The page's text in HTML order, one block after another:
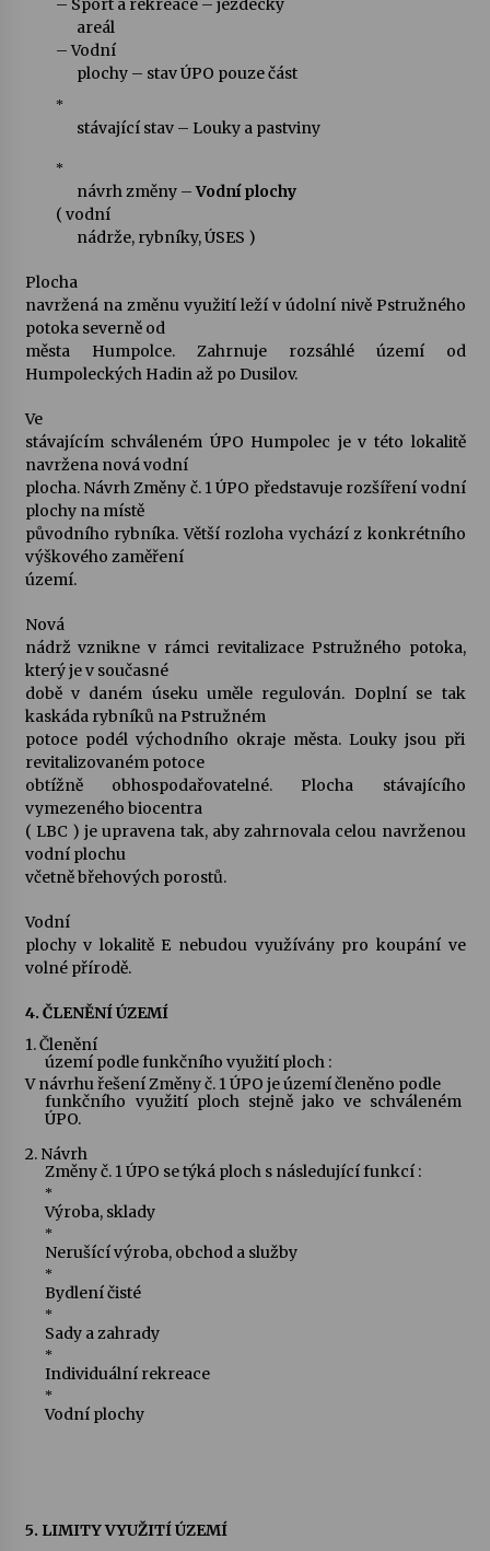
– Sport a rekreace – jezdecký
areál
– Vodní
plochy – stav ÚPO pouze část
*
stávající stav – Louky a pastviny
*
návrh změny –Vodní plochy
( vodní
nádrže, rybníky, ÚSES )
Plocha
navržená na změnu využití leží v údolní nivě Pstružného
potoka severně od
města Humpolce. Zahrnuje rozsáhlé území od
Humpoleckých Hadin až po Dusilov.
Ve
stávajícím schváleném ÚPO Humpolec je v této lokalitě
navržena nová vodní
plocha. Návrh Změny č. 1 ÚPO představuje rozšíření vodní
plochy na místě
původního rybníka. Větší rozloha vychází z konkrétního
výškového zaměření
území.
Nová
nádrž vznikne v rámci revitalizace Pstružného potoka,
který je v současné
době v daném úseku uměle regulován. Doplní se tak
kaskáda rybníků na Pstružném
potoce podél východního okraje města. Louky jsou při
revitalizovaném potoce
obtížně obhospodařovatelné. Plocha stávajícího
vymezeného biocentra
( LBC ) je upravena tak, aby zahrnovala celou navrženou
vodní plochu
včetně břehových porostů.
Vodní
plochy v lokalitě E nebudou využívány pro koupání ve
volné přírodě.
4. ČLENĚNÍ ÚZEMÍ
1.Členění
území podle funkčního využití ploch :
V návrhu řešení Změny č. 1 ÚPO je území členěno podle
funkčního využití ploch stejně jako ve schváleném
ÚPO.
2. Návrh
Změny č. 1 ÚPO se týká ploch s následující funkcí :
*
Výroba, sklady
*
Nerušící výroba, obchod a služby
*
Bydlení čisté
*
Sady a zahrady
*
Individuální rekreace
*
Vodní plochy
5. LIMITY VYUŽITÍ ÚZEMÍ